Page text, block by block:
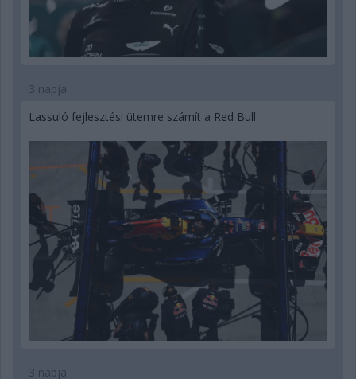
3 napja
Lassuló fejlesztési ütemre számít a Red Bull
3 napja